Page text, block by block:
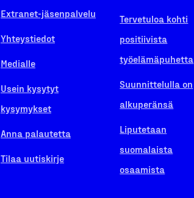
Extranet-jäsenpalvelu
Yhteystiedot
Medialle
Usein kysytyt
kysymykset
Anna palautetta
Tilaa uutiskirje
Tervetuloa kohti
positiivista
työelämäpuhetta
Suunnittelulla on
alkuperänsä
Liputetaan
suomalaista
osaamista